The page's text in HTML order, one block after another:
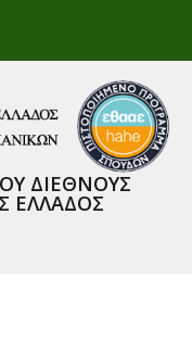
ΔΙΕΘΝΟΥΣ
ΕΛΛΑΔΟΣ